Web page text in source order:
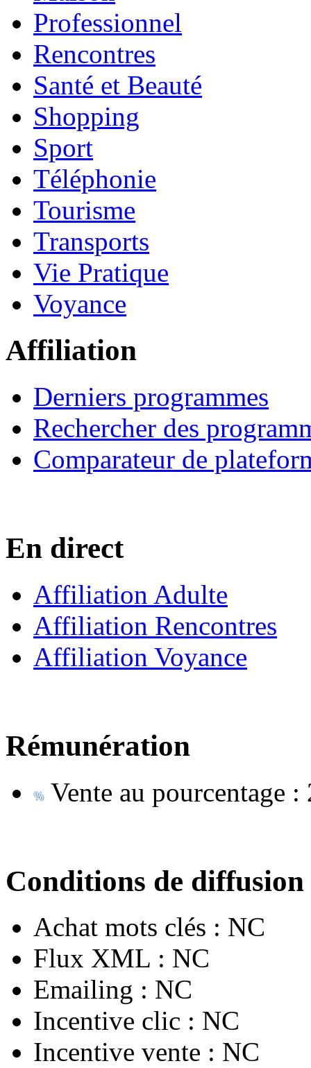
Professionnel
Rencontres
Santé et Beauté
Shopping
Sport
Téléphonie
Tourisme
Transports
Vie Pratique
Voyance
Affiliation
Derniers programmes
Rechercher des
Comparateur de
En direct
Affiliation Adulte
Affiliation Rencontres
Affiliation Voyance
Rémunération
Vente au pourcentage :
Conditions de diffusion
Achat mots clés : NC
Flux XML : NC
Emailing : NC
Incentive clic : NC
Incentive vente : NC